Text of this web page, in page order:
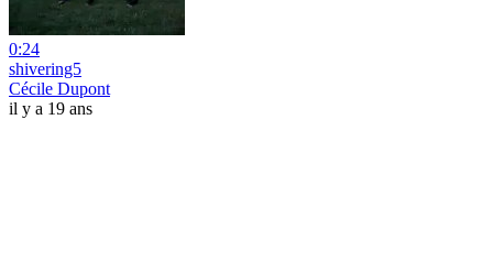
0:24
shivering5
Cécile Dupont
il y a 19 ans